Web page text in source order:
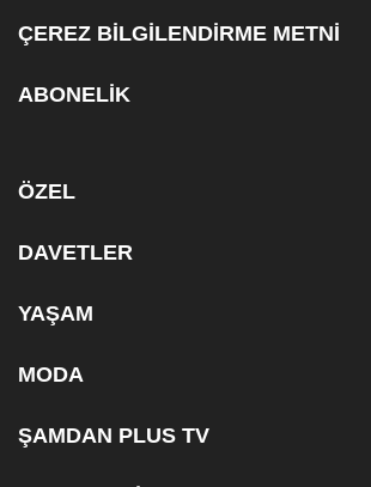
ÇEREZ BİLGİLENDİRME METNİ
ABONELİK
ÖZEL
DAVETLER
YAŞAM
MODA
ŞAMDAN PLUS TV